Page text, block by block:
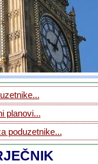
planovi...
poduzetnike...